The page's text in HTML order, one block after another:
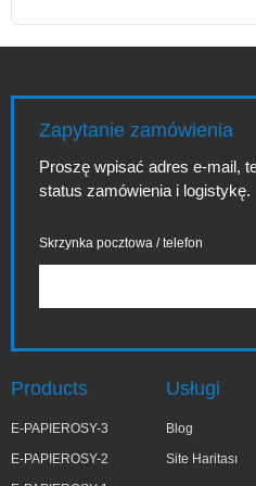
Zapytanie zamówienia
Proszę wpisać adres e-mail,
status zamówienia i logistykę.
Skrzynka pocztowa / telefon
Products
E-PAPIEROSY-3
E-PAPIEROSY-2
Usługi
Blog
Site Haritası